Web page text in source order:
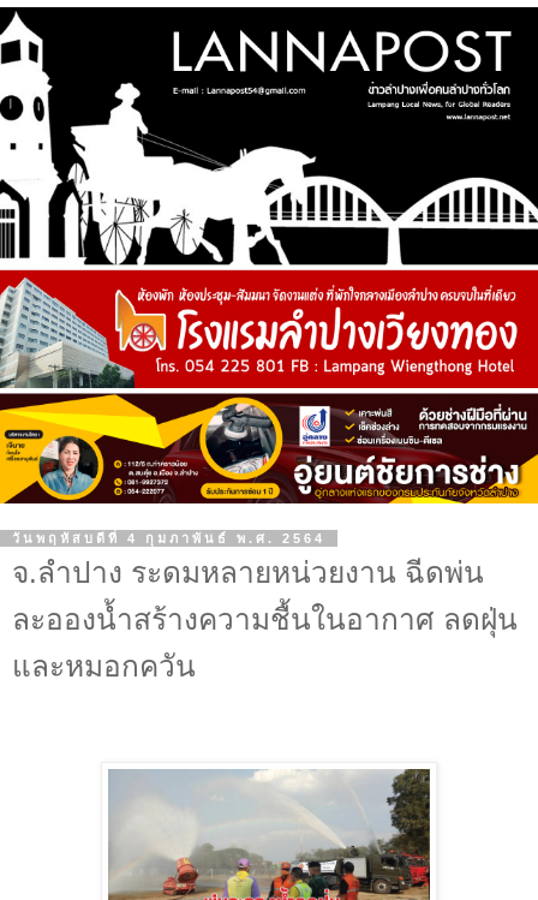
วันพฤหัสบดีที่ 4 กุมภาพันธ์ พ.ศ. 2564
จ.ลำปาง ระดมหลายหน่วยงาน ฉีดพ่น
ละอองน้ำสร้างความชื้นในอากาศ ลดฝุ่น
และหมอกควัน